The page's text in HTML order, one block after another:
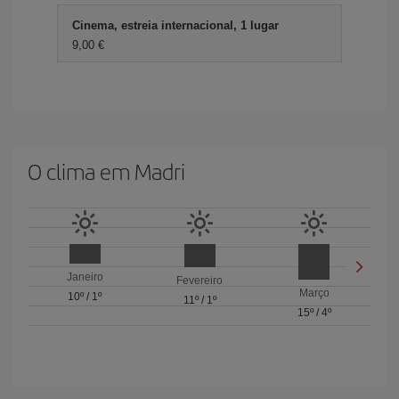
Cinema, estreia internacional, 1 lugar
9,00 €
O clima em Madri
Janeiro
10º / 1º
Fevereiro
11º/ 1º
Março
15º/ 4º